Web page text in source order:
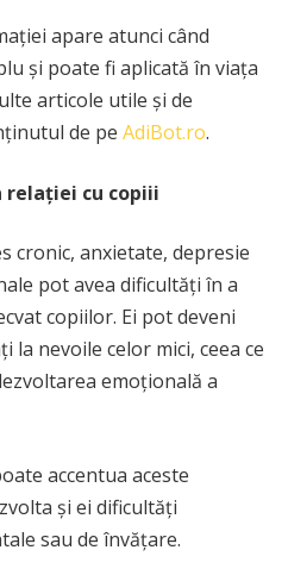
apare atunci când
și poate fi aplicată în viața
articole utile și de
de pe AdiBot.ro.
relației cu copiii
cronic, anxietate, depresie
pot avea dificultăți în a
copiilor. Ei pot deveni
nevoile celor mici, ceea ce
emoțională a
accentua aceste
și ei dificultăți
sau de învățare.